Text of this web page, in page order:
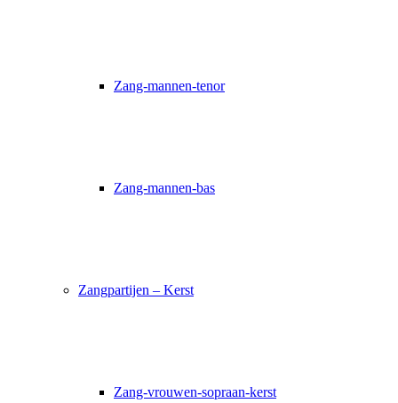
Zang-mannen-tenor
Zang-mannen-bas
Zangpartijen – Kerst
Zang-vrouwen-sopraan-kerst